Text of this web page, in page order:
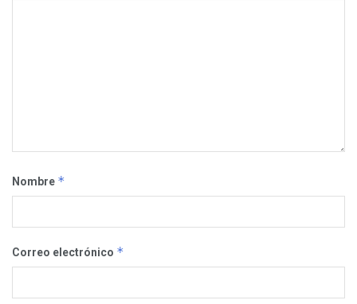
Nombre *
Correo electrónico *